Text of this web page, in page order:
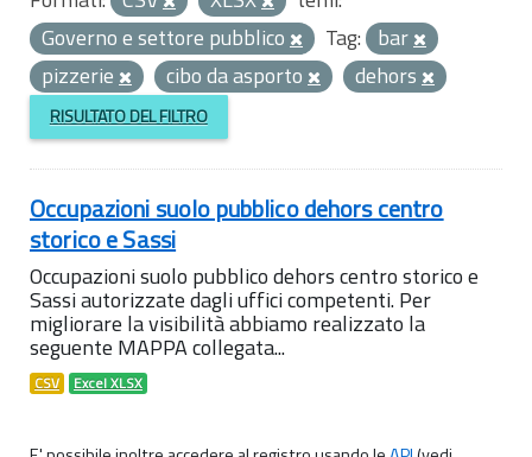
Governo e settore pubblico
Tag: bar
pizzerie
cibo da asporto dehors
RISULTATO DEL FILTRO
Occupazioni suolo pubblico dehors centro
storico e Sassi
Occupazioni suolo pubblico dehors centro storico e
Sassi autorizzate dagli uffici competenti. Per
migliorare la visibilità abbiamo realizzato la
seguente MAPPA collegata...
CSV Excel XLSX